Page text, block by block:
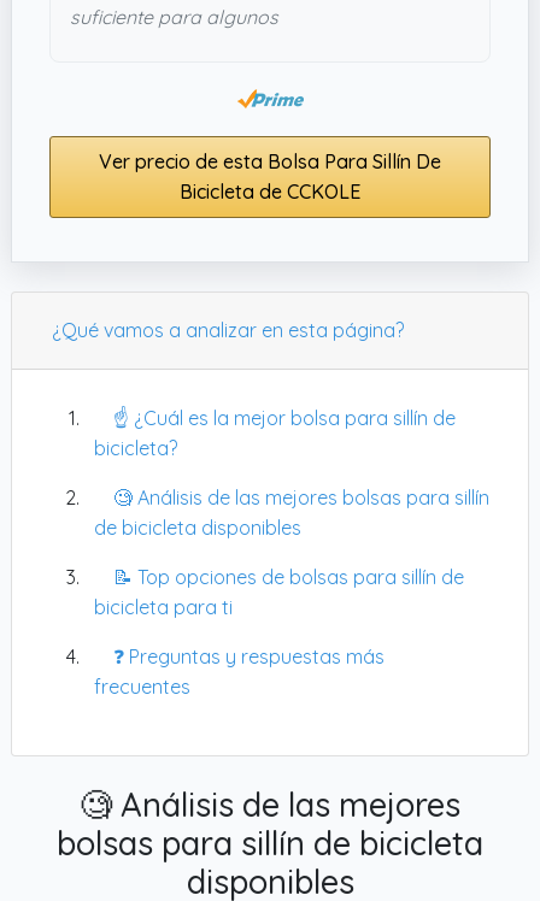
suficiente para algunos
Ver precio de esta Bolsa Para Sillín De
Bicicleta de CCKOLE
¿Qué vamos a analizar en esta página?
☝️ ¿Cuál es la mejor bolsa para sillín de
bicicleta?
🧐 Análisis de las mejores bolsas para sillín
de bicicleta disponibles
📝 Top opciones de bolsas para sillín de
bicicleta para ti
❓ Preguntas y respuestas más
frecuentes
🧐 Análisis de las mejores
bolsas para sillín de bicicleta
disponibles